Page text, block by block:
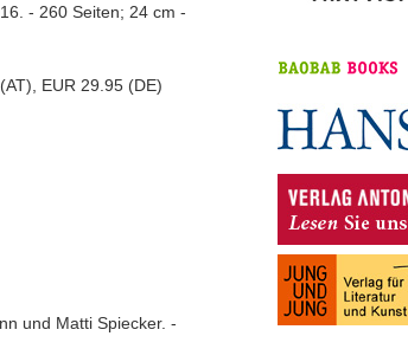
- 260 Seiten; 24 cm -
EUR 29.95 (DE)
und Matti Spiecker. -